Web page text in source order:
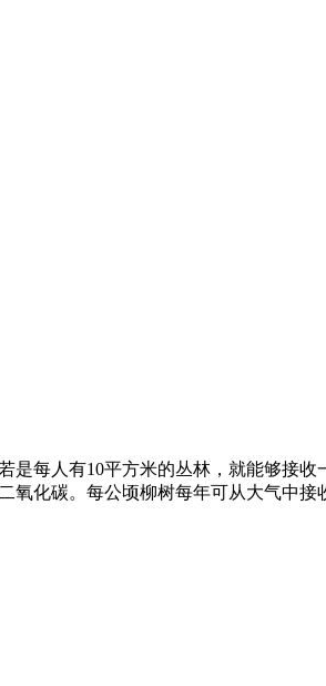
每人有10平方米的丛林，就能够接收
化碳。每公顷柳树每年可从大气中